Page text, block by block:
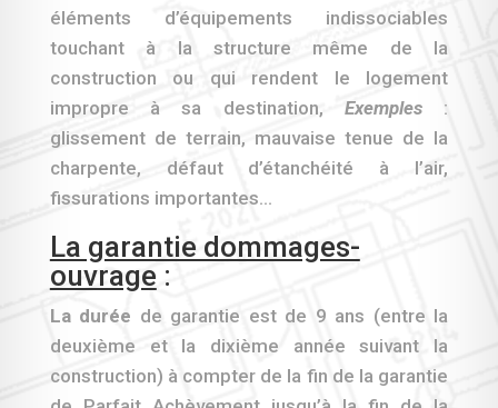
éléments d’équipements indissociables
touchant à la structure même de la
construction ou qui rendent le logement
impropre à sa destination, Exemples:
glissement de terrain, mauvaise tenue de la
charpente, défaut d’étanchéité à l’air,
fissurations importantes…
La garantie dommages-
ouvrage :
La durée de garantie est de 9 ans (entre la
deuxième et la dixième année suivant la
construction) à compter de la fin de la garantie